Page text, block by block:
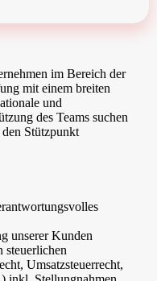
im Bereich der
mit einem breiten
und
des Teams suchen
Stützpunkt
unserer Kunden
steuerlichen
Umsatzsteuerrecht,